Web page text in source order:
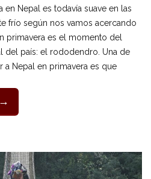
Nepal es todavía suave en las
frío según nos vamos acercando
primavera es el momento del
del país: el rododendro. Una de
a Nepal en primavera es que